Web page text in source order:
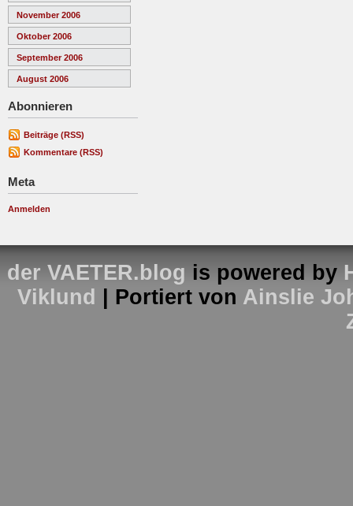
November 2006
Oktober 2006
September 2006
August 2006
Abonnieren
Beiträge (RSS)
Kommentare (RSS)
Meta
Anmelden
der VAETER.blog is powered by
Viklund
| Portiert von Ainslie